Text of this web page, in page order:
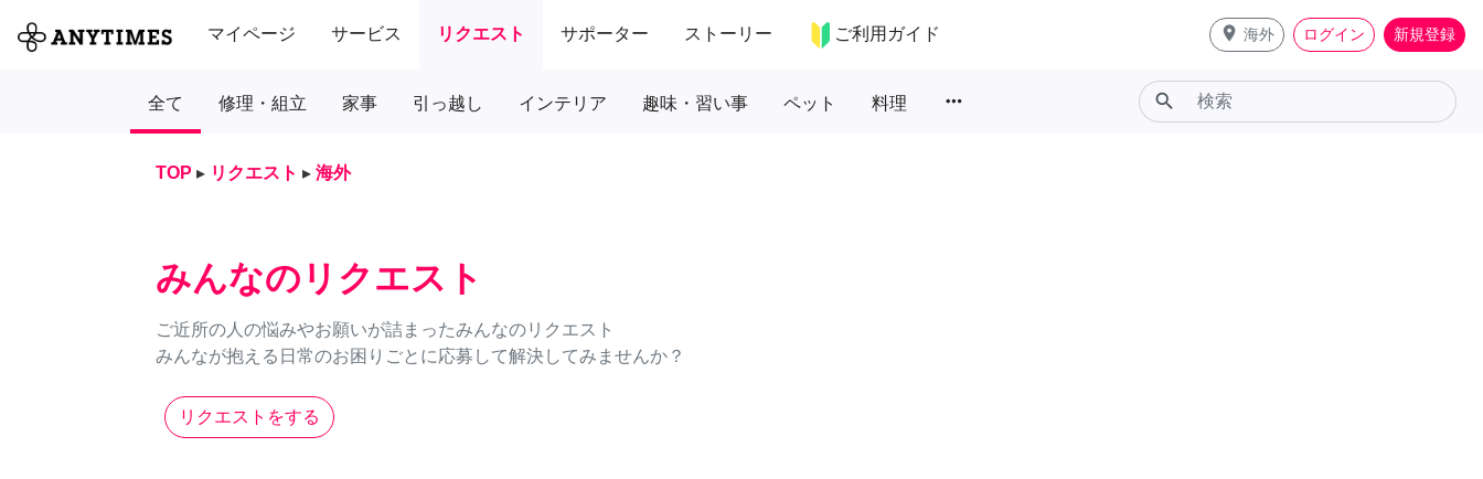
マイページ サービス リクエスト サポーター ストーリー ご利用ガイド place 海外 ログイン 新規登録
全て 修理・組立 家事 引っ越し インテリア 趣味・習い事 ペット 料理 more_horiz search
TOP ▸ リクエスト ▸ 海外
みんなのリクエスト
ご近所の人の悩みやお願いが詰まったみんなのリクエスト
みんなが抱える日常のお困りごとに応募して解決してみませんか？
リクエストをする